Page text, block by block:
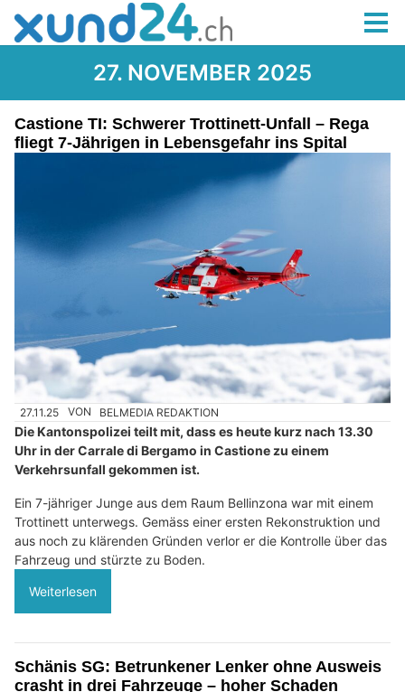
27. NOVEMBER 2025
Castione TI: Schwerer Trottinett-Unfall – Rega
fliegt 7-Jährigen in Lebensgefahr ins Spital
27.11.25 VON BELMEDIA REDAKTION
Die Kantonspolizei teilt mit, dass es heute kurz nach 13.30
Uhr in der Carrale di Bergamo in Castione zu einem
Verkehrsunfall gekommen ist.
Ein 7-jähriger Junge aus dem Raum Bellinzona war mit einem
Trottinett unterwegs. Gemäss einer ersten Rekonstruktion und
aus noch zu klärenden Gründen verlor er die Kontrolle über das
Fahrzeug und stürzte zu Boden.
Weiterlesen
Schänis SG: Betrunkener Lenker ohne Ausweis
crasht in drei Fahrzeuge – hoher Schaden